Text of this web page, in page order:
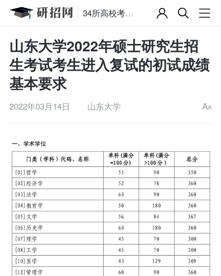
34所高校考研复试分数线
山东大学2022年硕士研究生招
生考试考生进入复试的初试成绩
基本要求
2022年03月14日 山东大学 AA